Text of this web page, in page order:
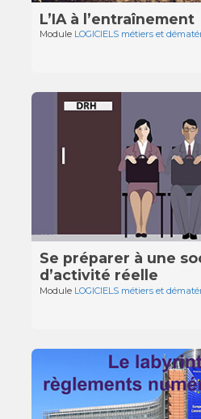
L’IA à l’entraînement
Module LOGICIELS métiers et
Se préparer à une
d’activité réelle
Module LOGICIELS métiers et